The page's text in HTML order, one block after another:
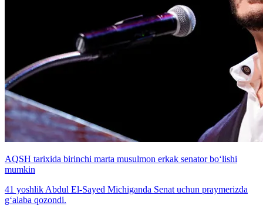
AQSH tarixida birinchi marta musulmon erkak senator bo‘lishi
mumkin
41 yoshlik Abdul El-Sayed Michiganda Senat uchun praymerizda
g‘alaba qozondi.